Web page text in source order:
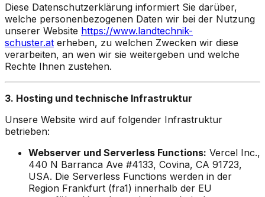
Diese Datenschutzerklärung informiert Sie darüber,
welche personenbezogenen Daten wir bei der Nutzung
unserer Website https://www.landtechnik-
schuster.at erheben, zu welchen Zwecken wir diese
verarbeiten, an wen wir sie weitergeben und welche
Rechte Ihnen zustehen.
3. Hosting und technische Infrastruktur
Unsere Website wird auf folgender Infrastruktur
betrieben:
Webserver und Serverless Functions: Vercel Inc.,
440 N Barranca Ave #4133, Covina, CA 91723,
USA. Die Serverless Functions werden in der
Region Frankfurt (fra1) innerhalb der EU